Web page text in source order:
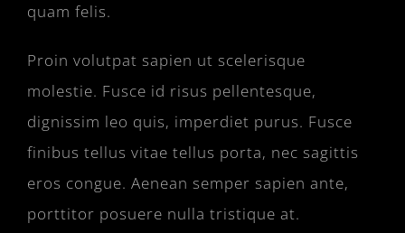
quam felis.
Proin volutpat sapien ut scelerisque
molestie. Fusce id risus pellentesque,
dignissim leo quis, imperdiet purus. Fusce
finibus tellus vitae tellus porta, nec sagittis
eros congue. Aenean semper sapien ante,
porttitor posuere nulla tristique at.